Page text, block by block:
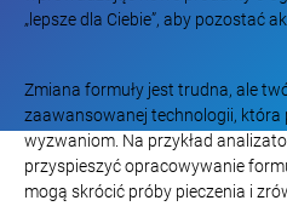
„lepsze dla Ciebie”, aby pozostać
Zmiana formuły jest trudna, ale
zaawansowanej technologii,
wyzwaniom. Na przykład
przyspieszyć opracowywanie
mogą skrócić próby pieczenia i